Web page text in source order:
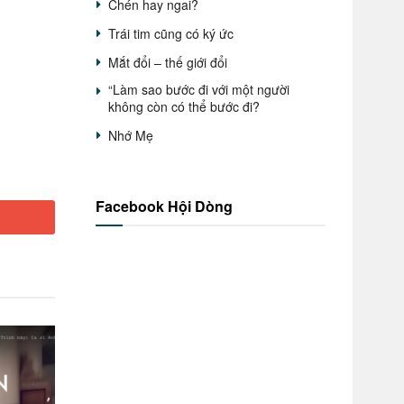
Chén hay ngai?
Trái tim cũng có ký ức
Mắt đổi – thế giới đổi
“Làm sao bước đi với một người
không còn có thể bước đi?
Nhớ Mẹ
Facebook Hội Dòng